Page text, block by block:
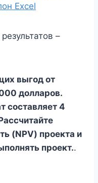
Excel
–
выгод от
долларов.
составляет 4
(NPV) проекта и
проект..